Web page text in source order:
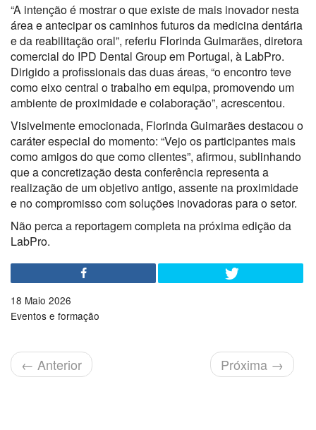
“A intenção é mostrar o que existe de mais inovador nesta
área e antecipar os caminhos futuros da medicina dentária
e da reabilitação oral”, referiu Florinda Guimarães, diretora
comercial do IPD Dental Group em Portugal, à LabPro.
Dirigido a profissionais das duas áreas, “o encontro teve
como eixo central o trabalho em equipa, promovendo um
ambiente de proximidade e colaboração”, acrescentou.
Visivelmente emocionada, Florinda Guimarães destacou o
caráter especial do momento: “Vejo os participantes mais
como amigos do que como clientes”, afirmou, sublinhando
que a concretização desta conferência representa a
realização de um objetivo antigo, assente na proximidade
e no compromisso com soluções inovadoras para o setor.
Não perca a reportagem completa na próxima edição da
LabPro.
18 Maio 2026
Eventos e formação
← Anterior Próxima →